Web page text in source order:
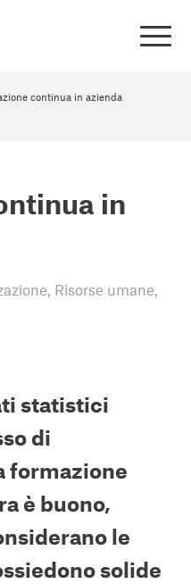
continua in azienda
in
, Risorse umane,
statistici
di
formazione
è buono,
le
solide